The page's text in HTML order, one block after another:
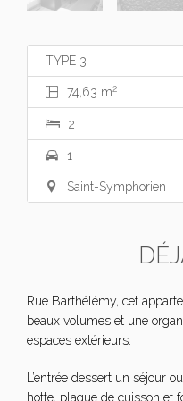
TYPE 3
74,63 m2
2
1
Saint-Symphorien
Rue Barthélémy, cet
beaux volumes et une
espaces extérieurs.
L’entrée dessert un séjour
hotte, plaque de cuisson et